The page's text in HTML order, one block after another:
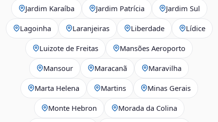
Jardim Karaíba Jardim Patrícia Jardim Sul
Lagoinha Laranjeiras Liberdade Lídice
Luizote de Freitas Mansões Aeroporto
Mansour Maracanã Maravilha
Marta Helena Martins Minas Gerais
Monte Hebron Morada da Colina